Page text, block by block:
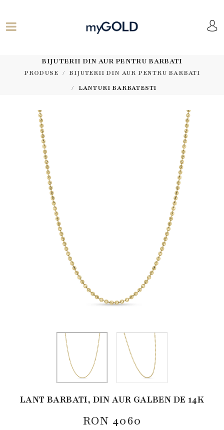
BIJUTERII DIN AUR PENTRU BARBATI
PRODUSE
BIJUTERII DIN AUR PENTRU BARBATI
LANTURI BARBATESTI
LANT BARBATI, DIN AUR GALBEN DE 14K
RON 4060